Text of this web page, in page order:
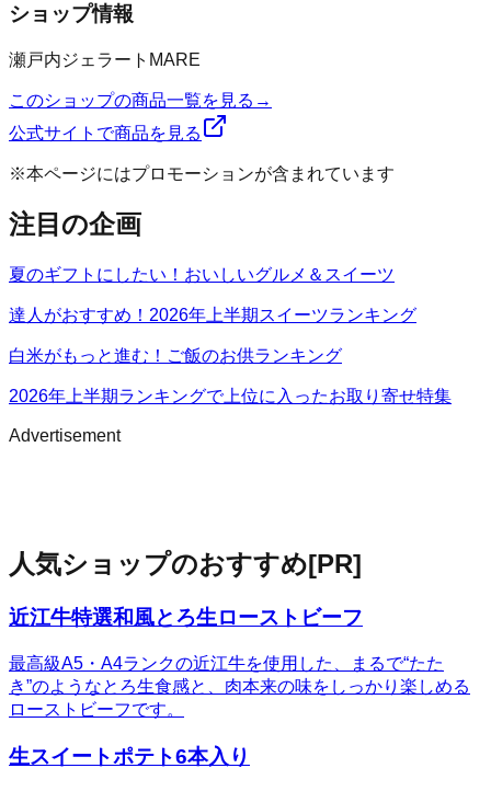
ショップ情報
瀬戸内ジェラートMARE
このショップの商品一覧を見る →
公式サイトで商品を見る
※本ページにはプロモーションが含まれています
注目の企画
夏のギフトにしたい！おいしいグルメ＆スイーツ
達人がおすすめ！2026年上半期スイーツランキング
白米がもっと進む！ご飯のお供ランキング
2026年上半期ランキングで上位に入ったお取り寄せ特集
Advertisement
人気ショップのおすすめ[PR]
近江牛特選和風とろ生ローストビーフ
最高級A5・A4ランクの近江牛を使用した、まるで“たた
き”のようなとろ生食感と、肉本来の味をしっかり楽しめる
ローストビーフです。
生スイートポテト6本入り